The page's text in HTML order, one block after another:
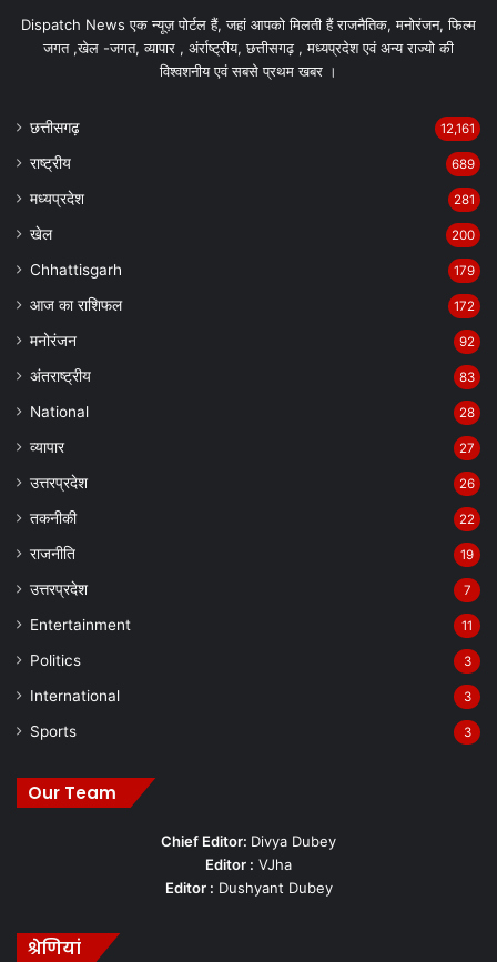
Dispatch News एक न्यूज़ पोर्टल हैं, जहां आपको मिलती हैं राजनैतिक, मनोरंजन, फिल्म
जगत ,खेल -जगत, व्यापार , अंर्राष्ट्रीय, छत्तीसगढ़ , मध्यप्रदेश एवं अन्य राज्यो की
विश्वशनीय एवं सबसे प्रथम खबर ।
छत्तीसगढ़ 12,161
राष्ट्रीय 689
मध्यप्रदेश 281
खेल 200
Chhattisgarh 179
आज का राशिफल 172
मनोरंजन 92
अंतराष्ट्रीय 83
National 28
व्यापार 27
उत्तरप्रदेश 26
तकनीकी 22
राजनीति 19
उत्तरप्रदेश 7
Entertainment 11
Politics 3
International 3
Sports 3
Our Team
Chief Editor: Divya Dubey
Editor : VJha
Editor : Dushyant Dubey
श्रेणियां